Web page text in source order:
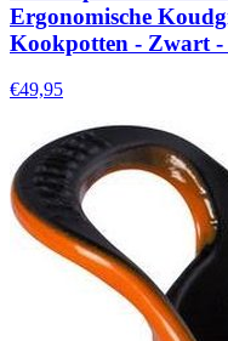
Ergonomische
Kookpotten - Zwart -
€49,95